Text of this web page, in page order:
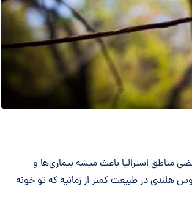
استرالیا باعث میشه بیماری‌ها و
در طبیعت کمتر از زمانیه که تو خونه